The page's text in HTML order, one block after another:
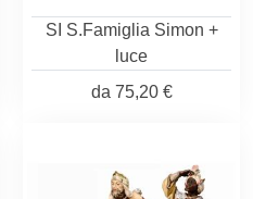
SI S.Famiglia Simon +
luce
da 75,20 €